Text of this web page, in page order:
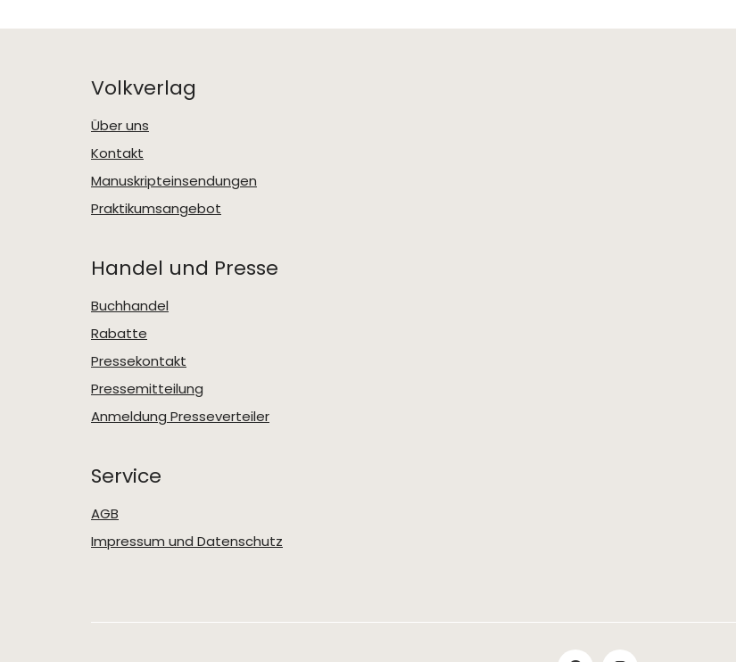
Volkverlag
Über uns
Kontakt
Manuskripteinsendungen
Praktikumsangebot
Handel und Presse
Buchhandel
Rabatte
Pressekontakt
Pressemitteilung
Anmeldung Presseverteiler
Service
AGB
Impressum und Datenschutz